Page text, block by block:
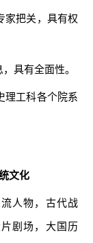
家把关，具有权
具有全面性。
理工科各个院系
文化
人物，古代战
剧场，大国历